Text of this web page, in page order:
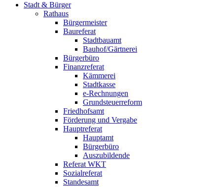
Stadt & Bürger
Rathaus
Bürgermeister
Baureferat
Stadtbauamt
Bauhof/Gärtnerei
Bürgerbüro
Finanzreferat
Kämmerei
Stadtkasse
e-Rechnungen
Grundsteuerreform
Friedhofsamt
Förderung und Vergabe
Hauptreferat
Hauptamt
Bürgerbüro
Auszubildende
Referat WKT
Sozialreferat
Standesamt